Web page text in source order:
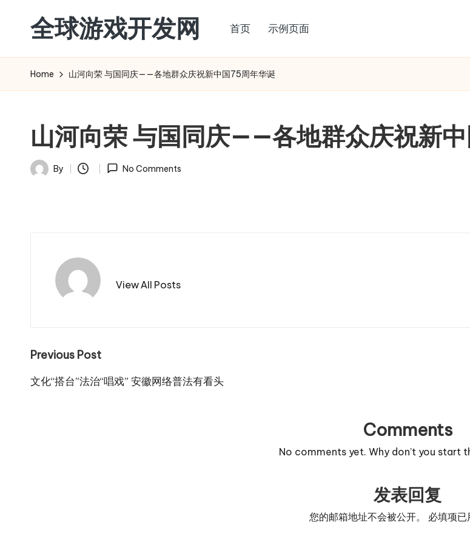
content
全球游戏开发网 首页 示例页面
Home 山河向荣 与国同庆——各地群众庆祝新中国75周年华诞
山河向荣 与国同庆——各地群众庆祝新
Posted
By No Comments
View All Posts
Post
navigation
Previous Post
文化“搭台”法治“唱戏” 安徽网络普法有看头
Comments
No comments yet. Why don’t you start
发表回复
您的邮箱地址不会被公开。 必填项已